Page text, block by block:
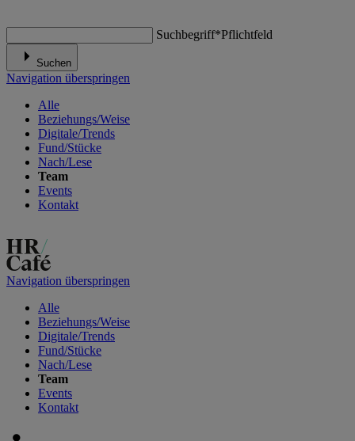
Suchbegriff*Pflichtfeld
Suchen
Navigation überspringen
Alle
Beziehungs/Weise
Digitale/Trends
Fund/Stücke
Nach/Lese
Team
Events
Kontakt
Navigation überspringen
Alle
Beziehungs/Weise
Digitale/Trends
Fund/Stücke
Nach/Lese
Team
Events
Kontakt